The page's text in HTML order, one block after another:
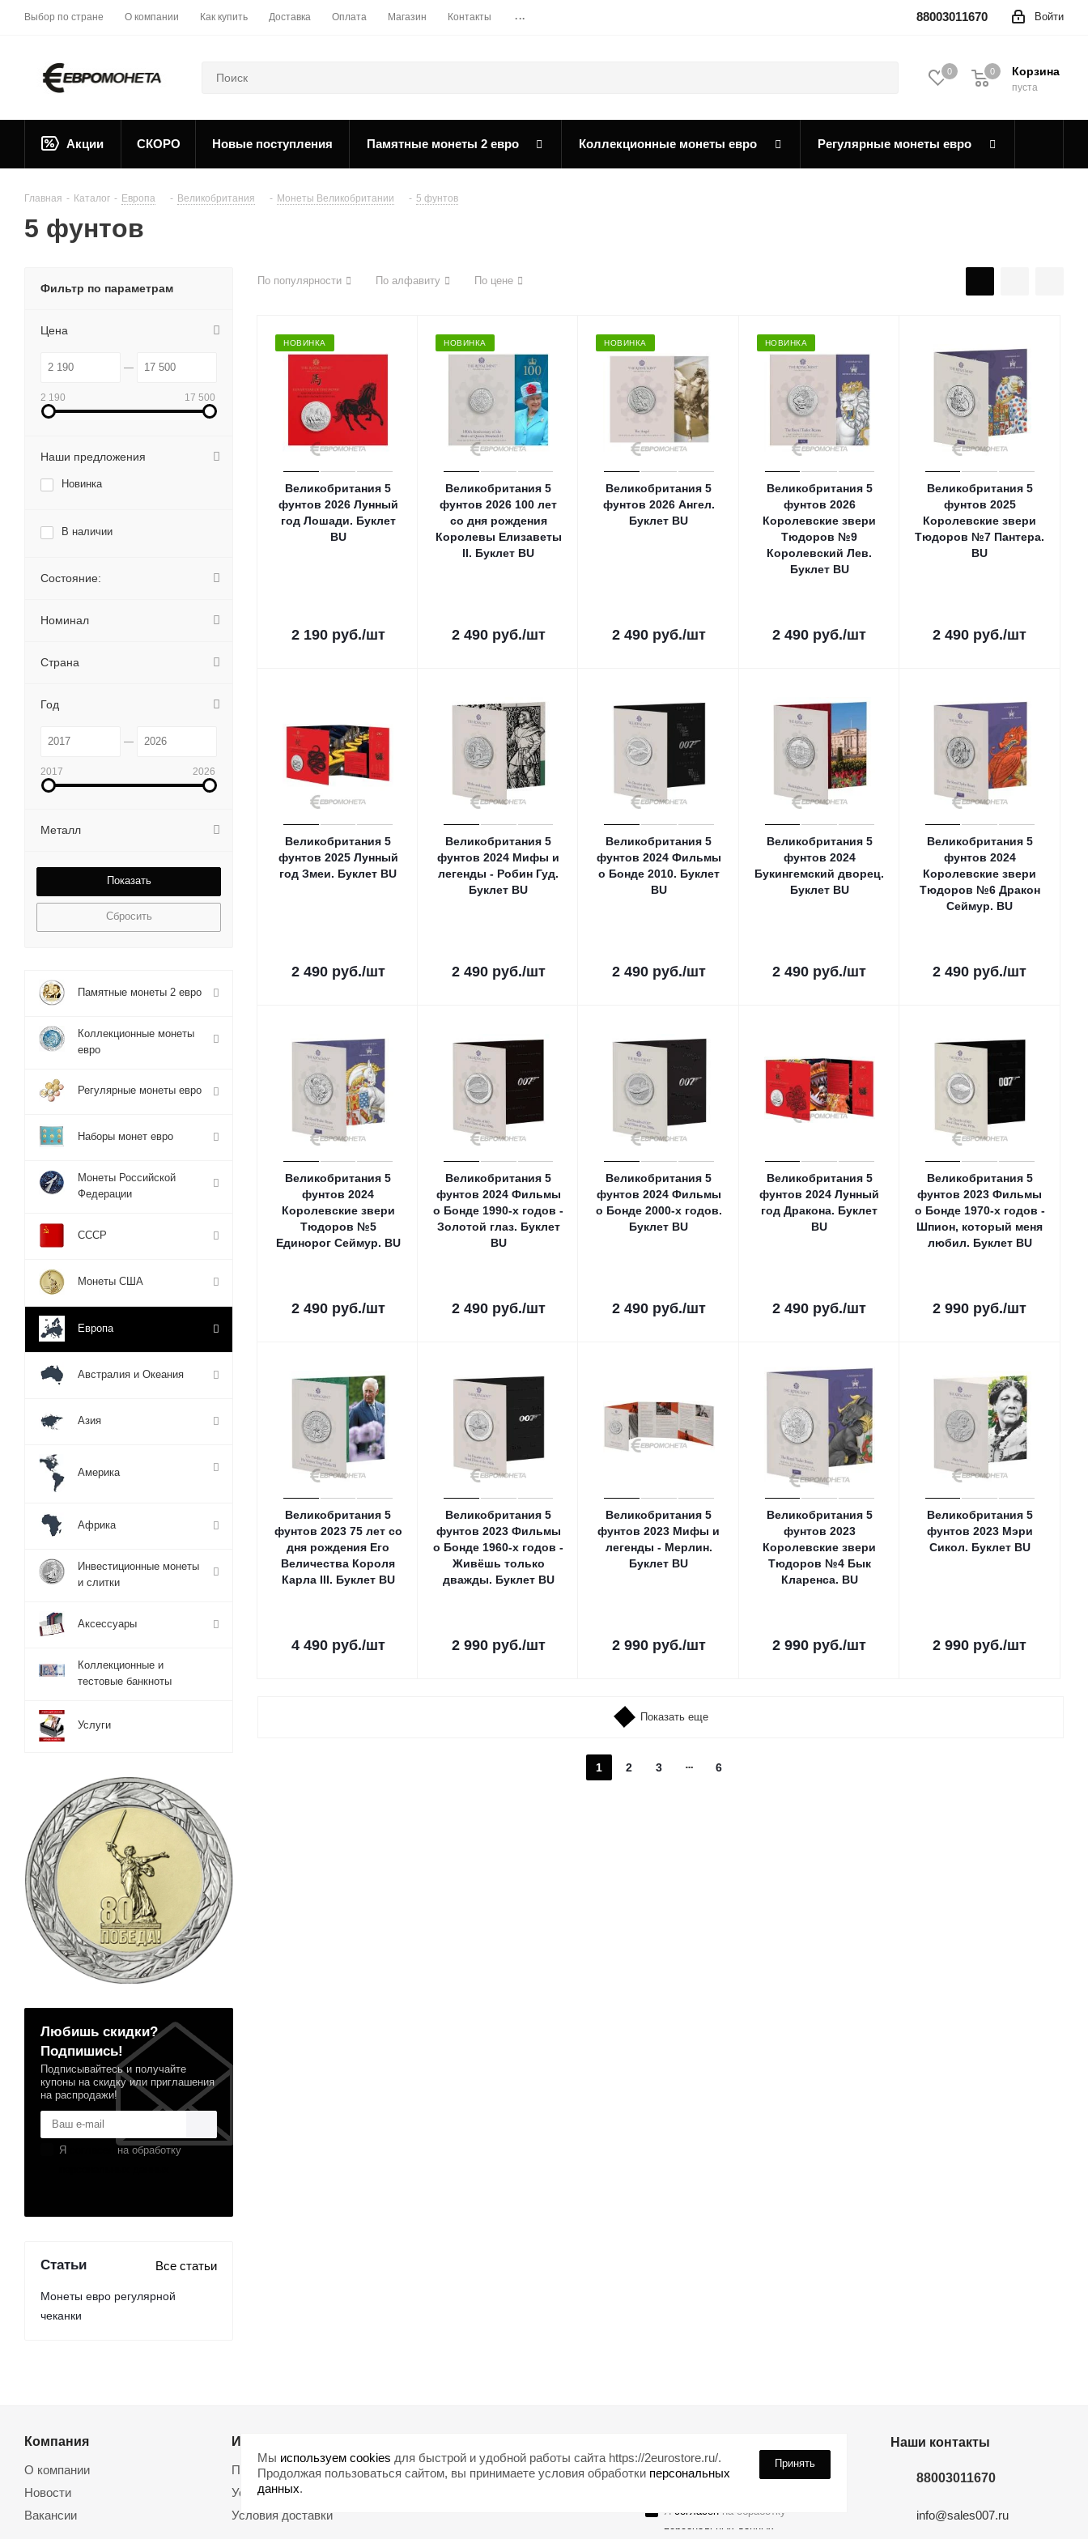
Выбор по стране О компании Как купить Доставка Оплата Магазин Контакты ... Войти
88003011670
0 Корзина
0
пуста
0
Акции СКОРО Новые поступления Памятные монеты 2 евро Коллекционные монеты евро Регулярные монеты евро
Главная - Каталог - Европа - Великобритания - Монеты Великобритании - 5 фунтов
5 фунтов
По популярности По алфавиту По цене
НОВИНКА
Великобритания 5
фунтов 2026 Лунный
год Лошади. Буклет
ВU
2 190руб./шт
НОВИНКА
Великобритания 5
фунтов 2026 100 лет
со дня рождения
Королевы Елизаветы
II. Буклет ВU
2 490руб./шт
НОВИНКА
Великобритания 5
фунтов 2026 Ангел.
Буклет ВU
2 490руб./шт
НОВИНКА
Великобритания 5
фунтов 2026
Королевские звери
Тюдоров №9
Королевский Лев.
Буклет ВU
2 490 руб./шт
Великобритания 5
фунтов 2025
Королевские звери
Тюдоров №7 Пантера.
ВU
2 490 руб./шт
Великобритания 5
фунтов 2025 Лунный
год Змеи. Буклет ВU
2 490руб./шт
Великобритания 5
фунтов 2024 Мифы и
легенды - Робин Гуд.
Буклет ВU
2 490руб./шт
Великобритания 5
фунтов 2024 Фильмы
о Бонде 2010. Буклет
ВU
2 490руб./шт
Великобритания 5
фунтов 2024
Букингемский дворец.
Буклет ВU
2 490 руб./шт
Великобритания 5
фунтов 2024
Королевские звери
Тюдоров №6 Дракон
Сеймур. ВU
2 490 руб./шт
Великобритания 5
фунтов 2024
Королевские звери
Тюдоров №5
Единорог Сеймур. ВU
2 490руб./шт
Великобритания 5
фунтов 2024 Фильмы
о Бонде 1990-х годов -
Золотой глаз. Буклет
ВU
2 490руб./шт
Великобритания 5
фунтов 2024 Фильмы
о Бонде 2000-х годов.
Буклет ВU
2 490руб./шт
Великобритания 5
фунтов 2024 Лунный
год Дракона. Буклет
ВU
2 490 руб./шт
Великобритания 5
фунтов 2023 Фильмы
о Бонде 1970-х годов -
Шпион, который меня
любил. Буклет ВU
2 990 руб./шт
Великобритания 5
фунтов 2023 75 лет со
дня рождения Его
Величества Короля
Карла III. Буклет ВU
4 490руб./шт
Великобритания 5
фунтов 2023 Фильмы
о Бонде 1960-х годов -
Живёшь только
дважды. Буклет ВU
2 990руб./шт
Великобритания 5
фунтов 2023 Мифы и
легенды - Мерлин.
Буклет ВU
2 990руб./шт
Великобритания 5
фунтов 2023
Королевские звери
Тюдоров №4 Бык
Кларенса. ВU
2 990 руб./шт
Великобритания 5
фунтов 2023 Мэри
Сикол. Буклет ВU
2 990 руб./шт
Показать еще
1 2 3 6
Фильтр по параметрам
Цена
2 190 17 500
Наши предложения
Новинка
В наличии
Состояние:
Номинал
Страна
Год
2017 2026
Металл
Сбросить
Памятные монеты 2 евро
Коллекционные монеты
евро
Регулярные монеты евро
Наборы монет евро
Монеты Российской
Федерации
СССР
Монеты США
Европа
Австралия и Океания
Азия
Америка
Африка
Инвестиционные монеты
и слитки
Аксессуары
Коллекционные и
тестовые банкноты
Услуги
Любишь скидки?
Подпишись!
Подписывайтесь и получайте
купоны на скидку или приглашения
на распродажи!
Я
на обработку
Статьи Все статьи
Монеты евро регулярной
чеканки
Компания
О компании
Новости
Вакансии
Информация
Помощь
Условия оплаты
Условия доставки
Блог
Я согласенна обработку
персональных данных
Наши контакты
88003011670
info@sales007.ru
Мы используем cookies для быстрой и удобной работы сайта https://2eurostore.ru/.
Продолжая пользоваться сайтом, вы принимаете условия обработки персональных
данных.
Принять